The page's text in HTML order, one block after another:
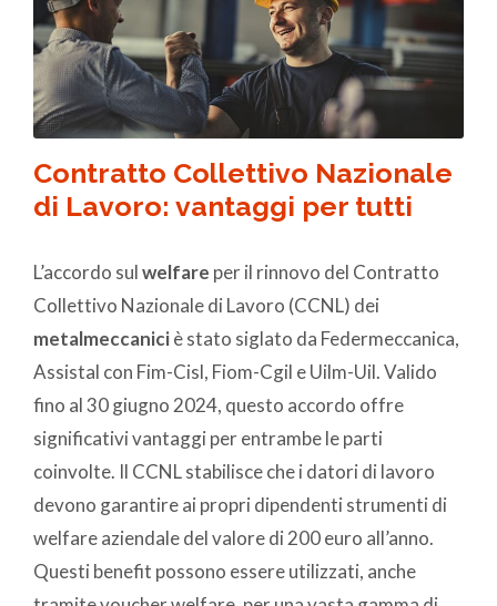
Contratto Collettivo Nazionale
di Lavoro: vantaggi per tutti
L’accordo sulwelfare per il rinnovo del Contratto
Collettivo Nazionale di Lavoro (CCNL) dei
metalmeccaniciè stato siglato da Federmeccanica,
Assistal con Fim-Cisl, Fiom-Cgil e Uilm-Uil. Valido
fino al 30 giugno 2024, questo accordo offre
significativi vantaggi per entrambe le parti
coinvolte. Il CCNL stabilisce che i datori di lavoro
devono garantire ai propri dipendenti strumenti di
welfare aziendale del valore di 200 euro all’anno.
Questi benefit possono essere utilizzati, anche